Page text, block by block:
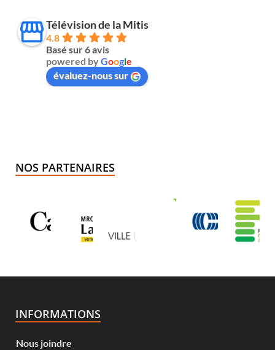
Télévision de la Mitis
4.8
Basé sur 6 avis
powered byGoogle
évaluez-nous sur
NOS PARTENAIRES
INFORMATIONS
Nous joindre